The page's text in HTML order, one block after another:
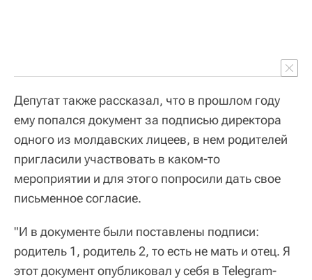
Депутат также рассказал, что в прошлом году
ему попался документ за подписью директора
одного из молдавских лицеев, в нем родителей
пригласили участвовать в каком-то
мероприятии и для этого попросили дать свое
письменное согласие.
"И в документе были поставлены подписи:
родитель 1, родитель 2, то есть не мать и отец. Я
этот документ опубликовал у себя в Telegram-